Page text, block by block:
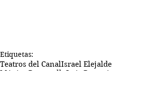
Etiquetas:
Teatros del CanalIsrael Elejalde
Mónica Boromello Luis Bermejo